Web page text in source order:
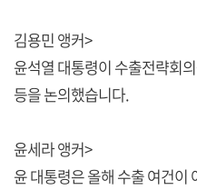
김용민 앵커>
윤석열 대통령이 수출전략회
등을 논의했습니다.
윤세라 앵커>
윤 대통령은 올해 수출 여건이